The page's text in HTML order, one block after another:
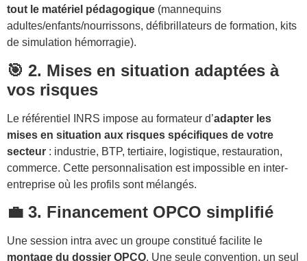
tout le matériel pédagogique (mannequins
adultes/enfants/nourrissons, défibrillateurs de formation, kits
de simulation hémorragie).
🎯 2. Mises en situation adaptées à
vos risques
Le référentiel INRS impose au formateur d’adapter les
mises en situation aux risques spécifiques de votre
secteur : industrie, BTP, tertiaire, logistique, restauration,
commerce. Cette personnalisation est impossible en inter-
entreprise où les profils sont mélangés.
💼 3. Financement OPCO simplifié
Une session intra avec un groupe constitué facilite le
montage du dossier OPCO. Une seule convention, un seul